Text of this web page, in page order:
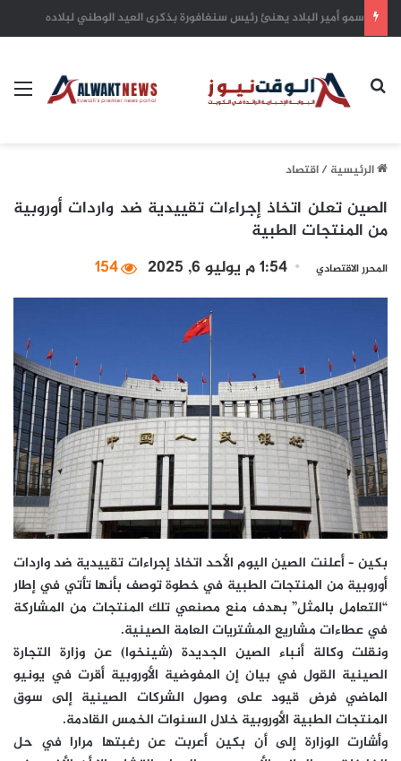
بحث عن
الرئيسية/اقتصاد
الصين تعلن اتخاذ إجراءات تقييدية ضد واردات أوروبية
من المنتجات الطبية
المحرر الاقتصادي 1:54 م يوليو 6, 2025 154
بكين – أعلنت الصين اليوم الأحد اتخاذ إجراءات تقييدية ضد واردات
أوروبية من المنتجات الطبية في خطوة توصف بأنها تأتي في إطار
“التعامل بالمثل” بهدف منع مصنعي تلك المنتجات من المشاركة
في عطاءات مشاريع المشتريات العامة الصينية.
ونقلت وكالة أنباء الصين الجديدة (شينخوا) عن وزارة التجارة
الصينية القول في بيان إن المفوضية الأوروبية أقرت في يونيو
الماضي فرض قيود على وصول الشركات الصينية إلى سوق
المنتجات الطبية الأوروبية خلال السنوات الخمس القادمة.
وأشارت الوزارة إلى أن بكين أعربت عن رغبتها مرارا في حل